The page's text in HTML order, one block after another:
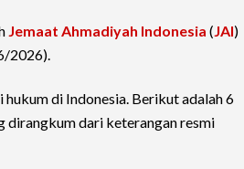
Jemaat Ahmadiyah Indonesia (JAI)
2026).
di Indonesia. Berikut adalah 6
dari keterangan resmi